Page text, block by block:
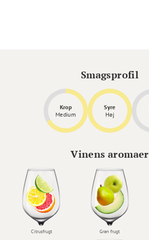
Smagsprofil
Krop
Medium
Syre
Høj
Vinens aromaer
Citrusfrugt Grøn frugt